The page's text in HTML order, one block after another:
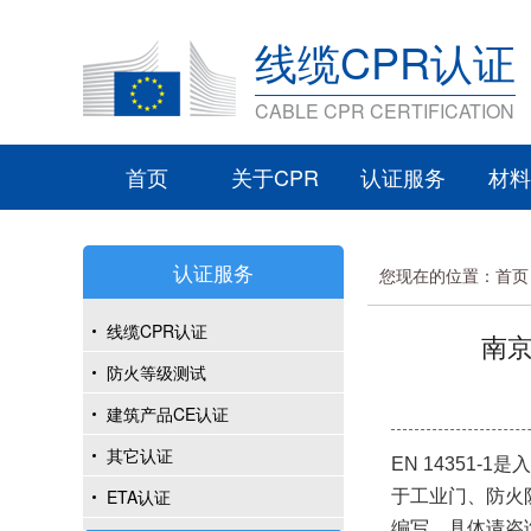
线缆CPR认证
CABLE CPR CERTIFICATION
首页 关于CPR 认证服务 材
认证服务
线缆CPR认证
防火等级测试
建筑产品CE认证
其它认证
ETA认证
您现在的位置： 首页
南
EN 14351-1是
于工业门、防火